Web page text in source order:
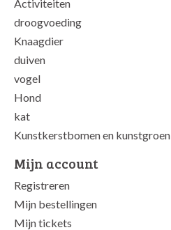
Activiteiten
droogvoeding
Knaagdier
duiven
vogel
Hond
kat
Kunstkerstbomen en kunstgroen
Mijn account
Registreren
Mijn bestellingen
Mijn tickets